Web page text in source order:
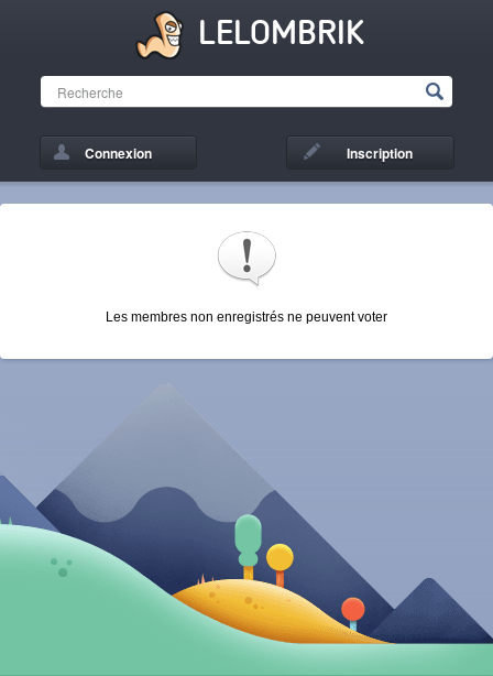
LELOMBRIK
Connexion Inscription
Les membres non enregistrés ne peuvent voter